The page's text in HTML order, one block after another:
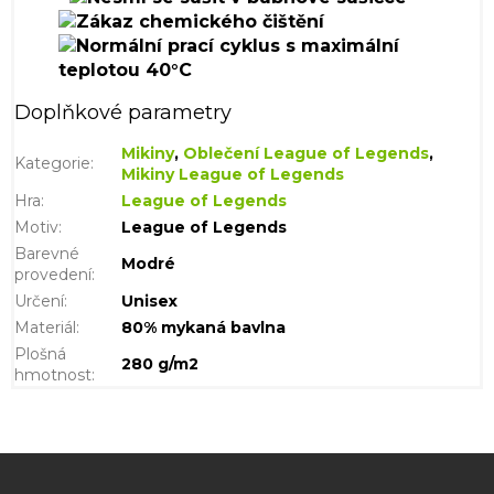
Doplňkové parametry
Kategorie: Mikiny, Oblečení League of Legends,
Mikiny League of Legends
Hra:
League of Legends
Motiv:
League of Legends
Barevné
provedení:
Modré
Určení:
Unisex
Materiál :
80% mykaná bavlna
Plošná
hmotnost:
280 g/m2